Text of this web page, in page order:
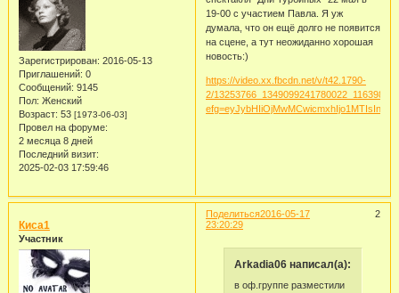
Зарегистрирован: 2016-05-13
Приглашений: 0
Сообщений: 9145
Пол: Женский
Возраст: 53 [1973-06-03]
Провел на форуме:
2 месяца 8 дней
Последний визит:
2025-02-03 17:59:46
19-00 с участием Павла. Я уж
думала, что он ещё долго не появится
на сцене, а тут неожиданно хорошая
новость:)
https://video.xx.fbcdn.net/v/t42.1790-
2/
Поделиться 2
2016-05-17
23:20:29
Киса1
Участник
Arkadia06 написал(а):
в оф.группе разместили